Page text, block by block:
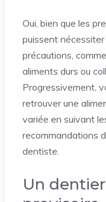
Oui, bien que les
puissent nécessiter
précautions,
aliments durs ou
Progressivement,
retrouver une
variée en suivant
recommandations
dentiste.
Un dentier